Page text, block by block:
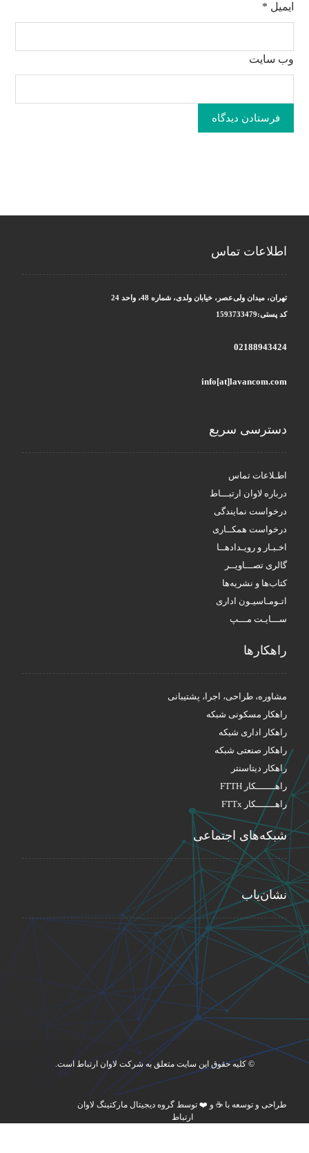
ایمیل *
وب‌ سایت
فرستادن دیدگاه
اطلاعات تماس
تهران، میدان ولی‌عصر، خیابان ولدی، شماره 48، واحد 24
کد پستی:1593733479
02188943424
info[at]lavancom.com
دسترسی سریع
اطـلاعات تماس
درباره لاوان ارتبـــاط
درخواست نمایندگی
درخواست همکــاری
اخـبـار و رویـدادهــا
گالری تصـــاویــر
کتاب‌ها و نشریه‌ها
اتـومـاسیـون اداری
ســـایـت مـــپ
راهکار‌ها
مشاوره، طراحی، اجرا، پشتیبانی
راهکار مسکونی شبکه
راهکار اداری شبکه
راهکار صنعتی شبکه
راهکار دیتاسنتر
راهـــــــکار FTTH
راهـــــــکار FTTx
شبکه‌های اجتماعی
نشان‌یاب
© کلیه حقوق این سایت متعلق به شرکت لاوان ارتباط است.
طراحی و توسعه با ☕ و ❤️ توسط گروه دیجیتال مارکتینگ لاوان
ارتباط